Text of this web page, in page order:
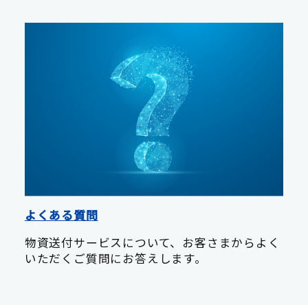
よくある質問
物資送付サービスについて、お客さまからよく
いただくご質問にお答えします。